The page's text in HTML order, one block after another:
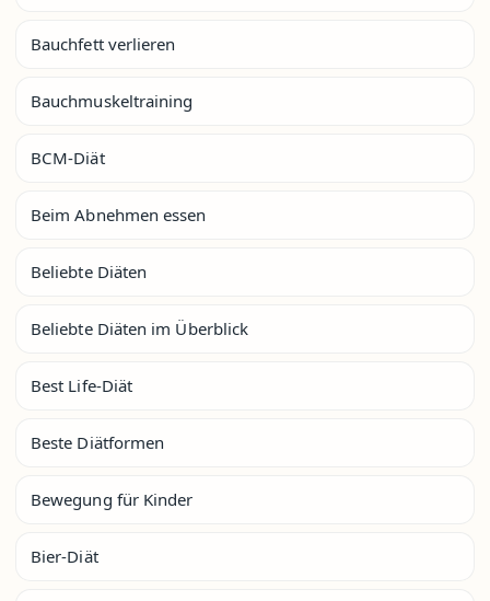
Bauchfett verlieren
Bauchmuskeltraining
BCM-Diät
Beim Abnehmen essen
Beliebte Diäten
Beliebte Diäten im Überblick
Best Life-Diät
Beste Diätformen
Bewegung für Kinder
Bier-Diät